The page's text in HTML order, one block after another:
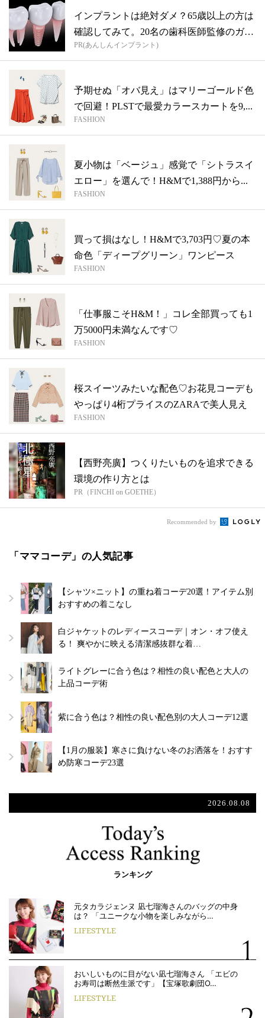
インプラントは絶対ダメ？65歳以上の方は
確認してみて。20名の歯科医師監修のガ
イ...
PR(あんしんインプラント)
予期せぬ「オバ見え」はマリーゴールド色
で回避！PLSTで最愛カラースカートを9,...
FASHION
夏小物は「ベージュ」感覚で「シトラスイ
エロー」を選んで！H&Mで1,388円から...
FASHION
買って損はなし！H&Mで3,703円♡夏の本
命色「ディープグリーン」ワンピース
FASHION
「仕事服こそH&M！」コレ全部買っても1
万5000円未満なんです♡
FASHION
桜スイーツみたいな配色♡お花見コーデも
やっぱり4桁プライスのZARAで美人見え
FASHION
【西野亮廣】つくりたいものを追求できる
環境の作り方とは
PR（FINCHI on GOETHE）
Recommended by
「ママコーデ」の人気記事
【シャツ×ニット】の重ね着コーデ20選！アイテム別
おすすめの着こなし
白ジャケットのレディースコーデ｜オン・オフ使え
る！ 爽やかに映える清潔感抜群な着…
ライトグレーに合う色は？相性の良い配色と大人の
上品コーデ術
紫に合う色は？相性の良い配色別の大人コーデ12選
【1月の服装】寒さに負けない冬のお洒落を！おすす
め防寒コーデ23選
2026.08.08
ランキング
元タカラジェンヌ 凪七瑠海さんのバッグの中身
は？ 「ユニークな小物を楽しみながら…
LIFESTYLE
おいしいものに目がない凪七瑠海さん 「エビの
お寿司は断然生派です」【宝塚歌劇団O…
LIFESTYLE